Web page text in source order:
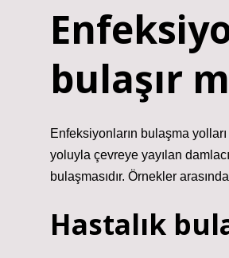
bulaşır
Enfeksiyonların bulaşma
yoluyla çevreye yayılan
bulaşmasıdır. Örnekler
Hastalık